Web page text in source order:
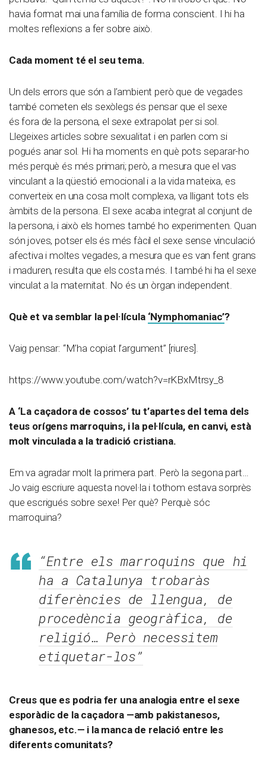
havia format mai una família de forma conscient. I hi ha
moltes reflexions a fer sobre això.
Cada moment té el seu tema.
Un dels errors que són a l’ambient però que de vegades
també cometen els sexòlegs és pensar que el sexe
és fora de la persona, el sexe extrapolat per si sol.
Llegeixes articles sobre sexualitat i en parlen com si
pogués anar sol. Hi ha moments en què pots separar-ho
més perquè és més primari; però, a mesura que el vas
vinculant a la qüestió emocional i a la vida mateixa, es
converteix en una cosa molt complexa, va lligant tots els
àmbits de la persona. El sexe acaba integrat al conjunt de
la persona, i això els homes també ho experimenten. Quan
són joves, potser els és més fàcil el sexe sense vinculació
afectiva i moltes vegades, a mesura que es van fent grans
i maduren, resulta que els costa més. I també hi ha el sexe
vinculat a la maternitat. No és un òrgan independent.
Què et va semblar la pel·lícula ‘Nymphomaniac’?
Vaig pensar: “M’ha copiat l’argument” [riures].
https://www.youtube.com/watch?v=rKBxMtrsy_8
A ‘La caçadora de cossos’ tu t’apartes del tema dels
teus orígens marroquins, i la pel·lícula, en canvi, està
molt vinculada a la tradició cristiana.
Em va agradar molt la primera part. Però la segona part…
Jo vaig escriure aquesta novel·la i tothom estava sorprès
que escrigués sobre sexe! Per què? Perquè sóc
marroquina?
“Entre els marroquins que hi
ha a Catalunya trobaràs
diferències de llengua, de
procedència geogràfica, de
religió… Però necessitem
etiquetar-los”
Creus que es podria fer una analogia entre el sexe
esporàdic de la caçadora —amb pakistanesos,
ghanesos, etc.— i la manca de relació entre les
diferents comunitats?